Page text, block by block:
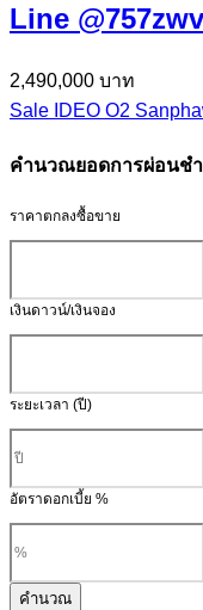
Line
2,490,000 บาท
Sale IDEO O2
คำนวณยอดการผ่อนช
ราคาตกลงซื้อขาย
เงินดาวน์/เงินจอง
ระยะเวลา (ปี)
อัตราดอกเบี้ย %
คำนวณ